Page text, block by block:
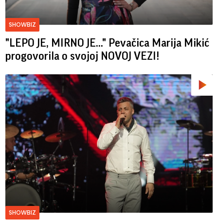
SHOWBIZ
"LEPO JE, MIRNO JE..." Pevačica Marija Mikić
progovorila o svojoj NOVOJ VEZI!
SHOWBIZ